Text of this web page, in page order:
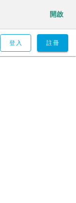
開啟
登入 註冊